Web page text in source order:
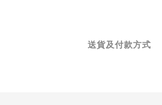
送貨及付款方式